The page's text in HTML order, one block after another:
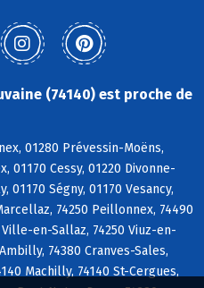
(74140) est proche de
01280 Prévessin-Moëns,
01170 Cessy, 01220 Divonne-
01170 Ségny, 01170 Vesancy,
74250 Peillonnex, 74490
en-Sallaz, 74250 Viuz-en-
74380 Cranves-Sales,
Machilly, 74140 St-Cergues,